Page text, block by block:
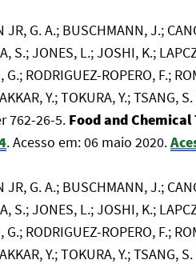
G. A.; BUSCHMANN, J.;
S.; JONES, L.; JOSHI, K.;
RODRIGUEZ-ROPERO, F.;
Y.; TOKURA, Y.;
762-26-5. Food and
. Acesso em: 06 maio 2020.
G. A.; BUSCHMANN, J.;
S.; JONES, L.; JOSHI, K.;
RODRIGUEZ-ROPERO, F.;
Y.; TOKURA, Y.;